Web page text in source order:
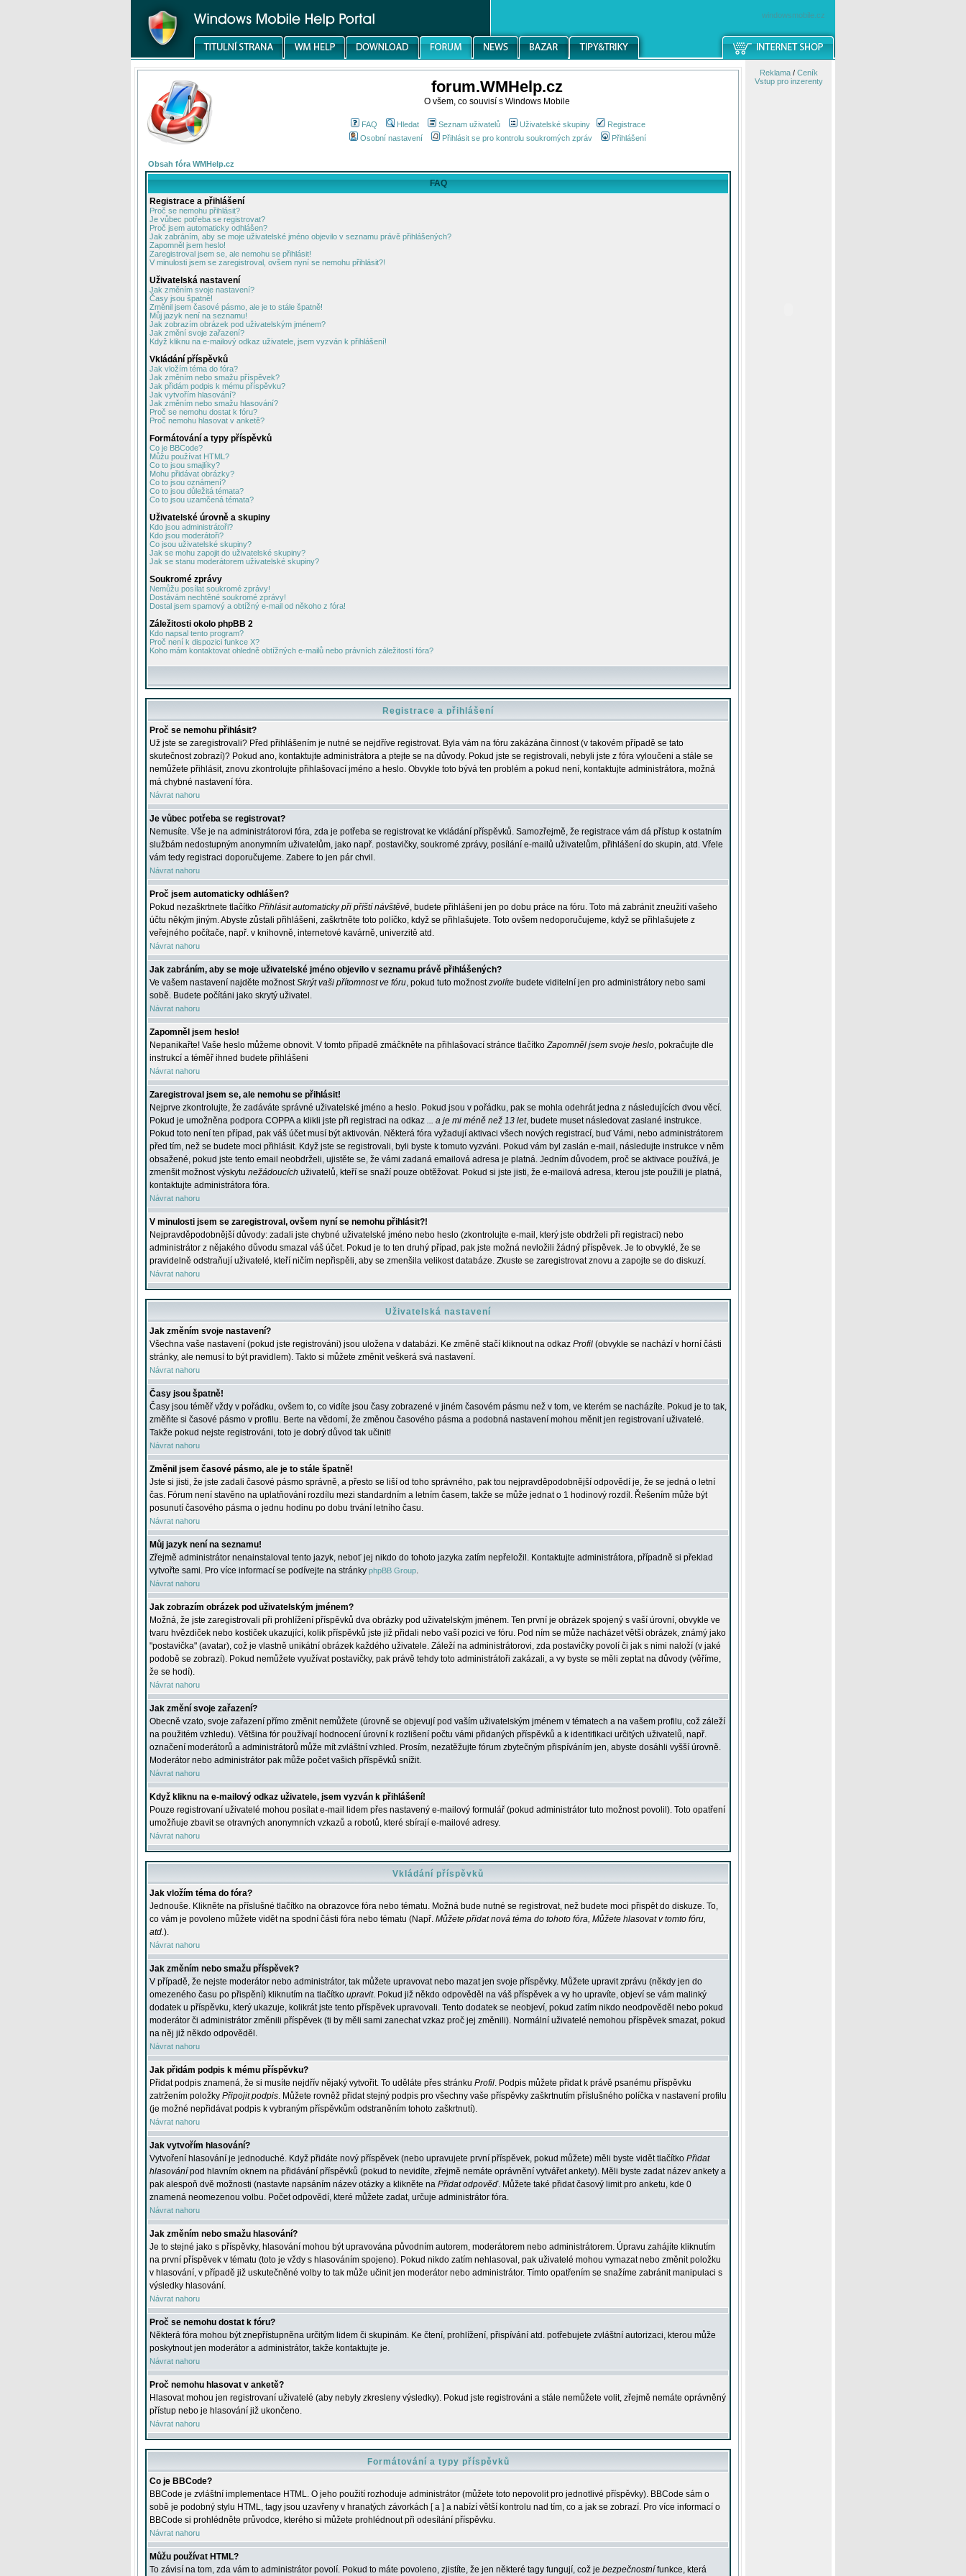
windowsmobile.cz
forum.WMHelp.cz
O všem, co souvisí s Windows Mobile
FAQ Hledat Seznam uživatelů Uživatelské skupiny
Registrace
Osobní nastavení
Přihlásit se pro kontrolu soukromých zpráv Přihlášení
Obsah fóra WMHelp.cz
FAQ
Registrace a přihlášení
Proč se nemohu přihlásit?
Je vůbec potřeba se registrovat?
Proč jsem automaticky odhlášen?
Jak zabráním, aby se moje uživatelské jméno objevilo v seznamu právě přihlášených?
Zapomněl jsem heslo!
Zaregistroval jsem se, ale nemohu se přihlásit!
V minulosti jsem se zaregistroval, ovšem nyní se nemohu přihlásit?!
Uživatelská nastavení
Jak změním svoje nastavení?
Časy jsou špatně!
Změnil jsem časové pásmo, ale je to stále špatně!
Můj jazyk není na seznamu!
Jak zobrazím obrázek pod uživatelským jménem?
Jak změní svoje zařazení?
Když kliknu na e-mailový odkaz uživatele, jsem vyzván k přihlášení!
Vkládání příspěvků
Jak vložím téma do fóra?
Jak změním nebo smažu příspěvek?
Jak přidám podpis k mému příspěvku?
Jak vytvořím hlasování?
Jak změním nebo smažu hlasování?
Proč se nemohu dostat k fóru?
Proč nemohu hlasovat v anketě?
Formátování a typy příspěvků
Co je BBCode?
Můžu používat HTML?
Co to jsou smajlíky?
Mohu přidávat obrázky?
Co to jsou oznámení?
Co to jsou důležitá témata?
Co to jsou uzamčená témata?
Uživatelské úrovně a skupiny
Kdo jsou administrátoři?
Kdo jsou moderátoři?
Co jsou uživatelské skupiny?
Jak se mohu zapojit do uživatelské skupiny?
Jak se stanu moderátorem uživatelské skupiny?
Soukromé zprávy
Nemůžu posílat soukromé zprávy!
Dostávám nechtěné soukromé zprávy!
Dostal jsem spamový a obtížný e-mail od někoho z fóra!
Záležitosti okolo phpBB 2
Kdo napsal tento program?
Proč není k dispozici funkce X?
Koho mám kontaktovat ohledně obtížných e-mailů nebo právních záležitostí fóra?
Registrace a přihlášení
Proč se nemohu přihlásit?
Už jste se zaregistrovali? Před přihlášením je nutné se nejdříve registrovat. Byla vám na fóru zakázána činnost (v takovém případě se tato
skutečnost zobrazí)? Pokud ano, kontaktujte administrátora a ptejte se na důvody. Pokud jste se registrovali, nebyli jste z fóra vyloučeni a stále se
nemůžete přihlásit, znovu zkontrolujte přihlašovací jméno a heslo. Obvykle toto bývá ten problém a pokud není, kontaktujte administrátora, možná
má chybné nastavení fóra.
Návrat nahoru
Je vůbec potřeba se registrovat?
Nemusíte. Vše je na administrátorovi fóra, zda je potřeba se registrovat ke vkládání příspěvků. Samozřejmě, že registrace vám dá přístup k ostatním
službám nedostupným anonymním uživatelům, jako např. postavičky, soukromé zprávy, posílání e-mailů uživatelům, přihlášení do skupin, atd. Vřele
vám tedy registraci doporučujeme. Zabere to jen pár chvil.
Návrat nahoru
Proč jsem automaticky odhlášen?
Pokud nezaškrtnete tlačítko Přihlásit automaticky při příští návštěvě, budete přihlášeni jen po dobu práce na fóru. Toto má zabránit zneužití vašeho
účtu někým jiným. Abyste zůstali přihlášeni, zaškrtněte toto políčko, když se přihlašujete. Toto ovšem nedoporučujeme, když se přihlašujete z
veřejného počítače, např. v knihovně, internetové kavárně, univerzitě atd.
Návrat nahoru
Jak zabráním, aby se moje uživatelské jméno objevilo v seznamu právě přihlášených?
Ve vašem nastavení najděte možnostSkrýt vaši přítomnost ve fóru, pokud tuto možnostzvolíte budete viditelní jen pro administrátory nebo sami
sobě. Budete počítáni jako skrytý uživatel.
Návrat nahoru
Zapomněl jsem heslo!
Nepanikařte! Vaše heslo můžeme obnovit. V tomto případě zmáčkněte na přihlašovací stránce tlačítkoZapomněl jsem svoje heslo, pokračujte dle
instrukcí a téměř ihned budete přihlášeni
Návrat nahoru
Zaregistroval jsem se, ale nemohu se přihlásit!
Nejprve zkontrolujte, že zadáváte správné uživatelské jméno a heslo. Pokud jsou v pořádku, pak se mohla odehrát jedna z následujících dvou věcí.
Pokud je umožněna podpora COPPA a klikli jste při registraci na odkaz ... a je mi méně než 13 let, budete muset následovat zaslané instrukce.
Pokud toto není ten případ, pak váš účet musí být aktivován. Některá fóra vyžadují aktivaci všech nových registrací, buď Vámi, nebo administrátorem
před tím, než se budete moci přihlásit. Když jste se registrovali, byli byste k tomuto vyzváni. Pokud vám byl zaslán e-mail, následujte instrukce v něm
obsažené, pokud jste tento email neobdrželi, ujistěte se, že vámi zadaná emailová adresa je platná. Jedním důvodem, proč se aktivace používá, je
zmenšit možnost výskytu nežádoucích uživatelů, kteří se snaží pouze obtěžovat. Pokud si jste jisti, že e-mailová adresa, kterou jste použili je platná,
kontaktujte administrátora fóra.
Návrat nahoru
V minulosti jsem se zaregistroval, ovšem nyní se nemohu přihlásit?!
Nejpravděpodobnější důvody: zadali jste chybné uživatelské jméno nebo heslo (zkontrolujte e-mail, který jste obdrželi při registraci) nebo
administrátor z nějakého důvodu smazal váš účet. Pokud je to ten druhý případ, pak jste možná nevložili žádný příspěvek. Je to obvyklé, že se
pravidelně odstraňují uživatelé, kteří ničím nepřispěli, aby se zmenšila velikost databáze. Zkuste se zaregistrovat znovu a zapojte se do diskuzí.
Návrat nahoru
Uživatelská nastavení
Jak změním svoje nastavení?
Všechna vaše nastavení (pokud jste registrováni) jsou uložena v databázi. Ke změně stačí kliknout na odkaz Profil (obvykle se nachází v horní části
stránky, ale nemusí to být pravidlem). Takto si můžete změnit veškerá svá nastavení.
Návrat nahoru
Časy jsou špatně!
Časy jsou téměř vždy v pořádku, ovšem to, co vidíte jsou časy zobrazené v jiném časovém pásmu než v tom, ve kterém se nacházíte. Pokud je to tak,
změňte si časové pásmo v profilu. Berte na vědomí, že změnou časového pásma a podobná nastavení mohou měnit jen registrovaní uživatelé.
Takže pokud nejste registrováni, toto je dobrý důvod tak učinit!
Návrat nahoru
Změnil jsem časové pásmo, ale je to stále špatně!
Jste si jisti, že jste zadali časové pásmo správně, a přesto se liší od toho správného, pak tou nejpravděpodobnější odpovědí je, že se jedná o letní
čas. Fórum není stavěno na uplatňování rozdílu mezi standardním a letním časem, takže se může jednat o 1 hodinový rozdíl. Řešením může být
posunutí časového pásma o jednu hodinu po dobu trvání letního času.
Návrat nahoru
Můj jazyk není na seznamu!
Zřejmě administrátor nenainstaloval tento jazyk, neboť jej nikdo do tohoto jazyka zatím nepřeložil. Kontaktujte administrátora, případně si překlad
vytvořte sami. Pro více informací se podívejte na stránky phpBB Group.
Návrat nahoru
Jak zobrazím obrázek pod uživatelským jménem?
Možná, že jste zaregistrovali při prohlížení příspěvků dva obrázky pod uživatelským jménem. Ten první je obrázek spojený s vaší úrovní, obvykle ve
tvaru hvězdiček nebo kostiček ukazující, kolik příspěvků jste již přidali nebo vaší pozici ve fóru. Pod ním se může nacházet větší obrázek, známý jako
"postavička" (avatar), což je vlastně unikátní obrázek každého uživatele. Záleží na administrátorovi, zda postavičky povolí či jak s nimi naloží (v jaké
podobě se zobrazí). Pokud nemůžete využívat postavičky, pak právě tehdy toto administrátoři zakázali, a vy byste se měli zeptat na důvody (věříme,
že se hodí).
Návrat nahoru
Jak změní svoje zařazení?
Obecně vzato, svoje zařazení přímo změnit nemůžete (úrovně se objevují pod vaším uživatelským jménem v tématech a na vašem profilu, což záleží
na použitém vzhledu). Většina fór používají hodnocení úrovní k rozlišení počtu vámi přidaných příspěvků a k identifikaci určitých uživatelů, např.
označení moderátorů a administrátorů může mít zvláštní vzhled. Prosím, nezatěžujte fórum zbytečným přispíváním jen, abyste dosáhli vyšší úrovně.
Moderátor nebo administrátor pak může počet vašich příspěvků snížit.
Návrat nahoru
Když kliknu na e-mailový odkaz uživatele, jsem vyzván k přihlášení!
Pouze registrovaní uživatelé mohou posílat e-mail lidem přes nastavený e-mailový formulář (pokud administrátor tuto možnost povolil). Toto opatření
umožňuje zbavit se otravných anonymních vzkazů a robotů, které sbírají e-mailové adresy.
Návrat nahoru
Vkládání příspěvků
Jak vložím téma do fóra?
Jednouše. Klikněte na příslušné tlačítko na obrazovce fóra nebo tématu. Možná bude nutné se registrovat, než budete moci přispět do diskuze. To,
co vám je povoleno můžete vidět na spodní části fóra nebo tématu (Např. Můžete přidat nová téma do tohoto fóra, Můžete hlasovat v tomto fóru,
atd.).
Návrat nahoru
Jak změním nebo smažu příspěvek?
V případě, že nejste moderátor nebo administrátor, tak můžete upravovat nebo mazat jen svoje příspěvky. Můžete upravit zprávu (někdy jen do
omezeného času po přispění) kliknutím na tlačítko upravit. Pokud již někdo odpověděl na váš příspěvek a vy ho upravíte, objeví se vám malinký
dodatek u příspěvku, který ukazuje, kolikrát jste tento příspěvek upravovali. Tento dodatek se neobjeví, pokud zatím nikdo neodpověděl nebo pokud
moderátor či administrátor změnili příspěvek (ti by měli sami zanechat vzkaz proč jej změnili). Normální uživatelé nemohou příspěvek smazat, pokud
na něj již někdo odpověděl.
Návrat nahoru
Jak přidám podpis k mému příspěvku?
Přidat podpis znamená, že si musíte nejdřív nějaký vytvořit. To uděláte přes stránku Profil. Podpis můžete přidat k právě psanému příspěvku
zatržením položky Připojit podpis. Můžete rovněž přidat stejný podpis pro všechny vaše příspěvky zaškrtnutím příslušného políčka v nastavení profilu
(je možné nepřidávat podpis k vybraným příspěvkům odstraněním tohoto zaškrtnutí).
Návrat nahoru
Jak vytvořím hlasování?
Vytvoření hlasování je jednoduché. Když přidáte nový příspěvek (nebo upravujete první příspěvek, pokud můžete) měli byste vidět tlačítko Přidat
hlasování pod hlavním oknem na přidávání příspěvků (pokud to nevidíte, zřejmě nemáte oprávnění vytvářet ankety). Měli byste zadat název ankety a
pak alespoň dvě možnosti (nastavte napsáním název otázky a klikněte na Přidat odpověď. Můžete také přidat časový limit pro anketu, kde 0
znamená neomezenou volbu. Počet odpovědí, které můžete zadat, určuje administrátor fóra.
Návrat nahoru
Jak změním nebo smažu hlasování?
Je to stejné jako s příspěvky, hlasování mohou být upravována původním autorem, moderátorem nebo administrátorem. Úpravu zahájíte kliknutím
na první příspěvek v tématu (toto je vždy s hlasováním spojeno). Pokud nikdo zatím nehlasoval, pak uživatelé mohou vymazat nebo změnit položku
v hlasování, v případě již uskutečněné volby to tak může učinit jen moderátor nebo administrátor. Tímto opatřením se snažíme zabránit manipulaci s
výsledky hlasování.
Návrat nahoru
Proč se nemohu dostat k fóru?
Některá fóra mohou být znepřístupněna určitým lidem či skupinám. Ke čtení, prohlížení, přispívání atd. potřebujete zvláštní autorizaci, kterou může
poskytnout jen moderátor a administrátor, takže kontaktujte je.
Návrat nahoru
Proč nemohu hlasovat v anketě?
Hlasovat mohou jen registrovaní uživatelé (aby nebyly zkresleny výsledky). Pokud jste registrováni a stále nemůžete volit, zřejmě nemáte oprávněný
přístup nebo je hlasování již ukončeno.
Návrat nahoru
Formátování a typy příspěvků
Co je BBCode?
BBCode je zvláštní implementace HTML. O jeho použití rozhoduje administrátor (můžete toto nepovolit pro jednotlivé příspěvky). BBCode sám o
sobě je podobný stylu HTML, tagy jsou uzavřeny v hranatých závorkách [ a ] a nabízí větší kontrolu nad tím, co a jak se zobrazí. Pro více informací o
BBCode si prohlédněte průvodce, kterého si můžete prohlédnout při odesílání příspěvku.
Návrat nahoru
Můžu používat HTML?
To závisí na tom, zda vám to administrátor povolí. Pokud to máte povoleno, zjistíte, že jen některé tagy fungují, což je bezpečnostní funkce, která
Reklama/ Ceník
Vstup pro inzerenty